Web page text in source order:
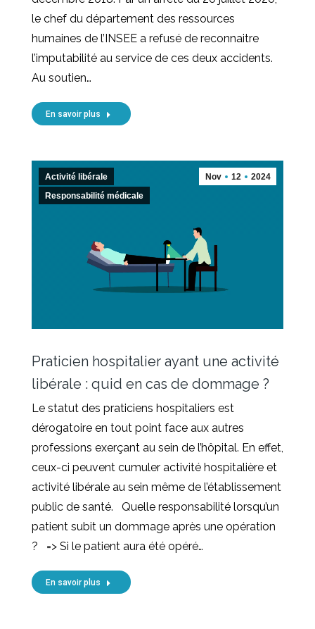
le chef du département des ressources
humaines de l’INSEE a refusé de reconnaitre
l’imputabilité au service de ces deux accidents.
Au soutien…
En savoir plus
Nov 12 2024
Activité libérale
Responsabilité médicale
Praticien hospitalier ayant une activité
libérale : quid en cas de dommage ?
Le statut des praticiens hospitaliers est
dérogatoire en tout point face aux autres
professions exerçant au sein de l’hôpital. En effet,
ceux-ci peuvent cumuler activité hospitalière et
activité libérale au sein même de l’établissement
public de santé. Quelle responsabilité lorsqu’un
patient subit un dommage après une opération
? => Si le patient aura été opéré…
En savoir plus